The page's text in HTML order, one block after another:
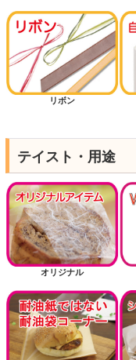
リボン
テイスト・用途
オリジナル